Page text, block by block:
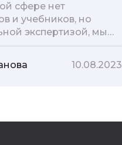
сфере нет
и учебников, но
экспертизой, мы
методологию
генеалогических
мы закладываем и
10.08.2023